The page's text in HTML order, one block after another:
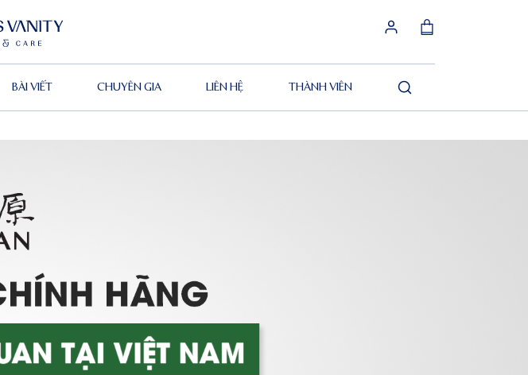
BÀI VIẾT CHUYÊN GIA LIÊN HỆ THÀNH VIÊN
Tìm